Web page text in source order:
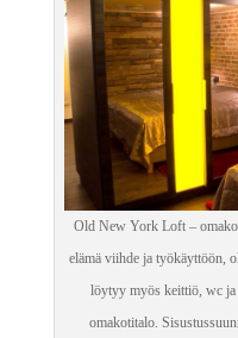
Old New York Loft –
elämä viihde ja työkäyttöön,
löytyy myös keittiö, wc ja
omakotitalo.